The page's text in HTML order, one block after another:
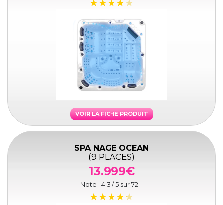
VOIR LA FICHE PRODUIT
SPA NAGE OCEAN
(9 PLACES)
13.999€
Note : 4.3 / 5 sur72